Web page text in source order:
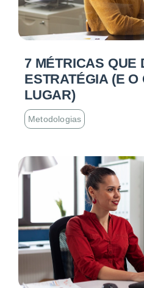
7 MÉTRICAS QUE
ESTRATÉGIA (E
LUGAR)
Metodologias